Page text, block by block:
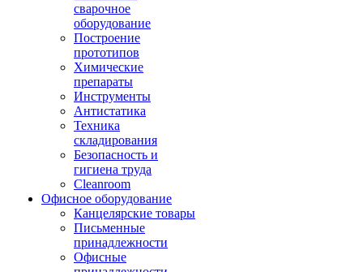
сварочное
оборудование
Построение
прототипов
Химические
препараты
Инструменты
Aнтистатика
Техника
складирования
Безопасность и
гигиена труда
Cleanroom
Офисное оборудование
Канцелярские товары
Письменные
принадлежности
Офисные